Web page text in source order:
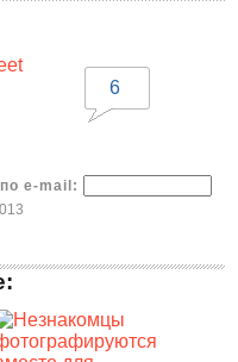
6
e-mail: